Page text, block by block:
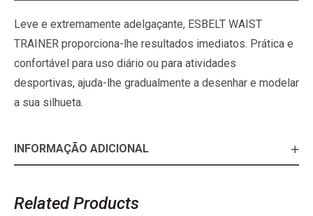
Leve e extremamente adelgaçante, ESBELT WAIST
TRAINER proporciona-lhe resultados imediatos. Prática e
confortável para uso diário ou para atividades
desportivas, ajuda-lhe gradualmente a desenhar e modelar
a sua silhueta.
INFORMAÇÃO ADICIONAL
Related Products